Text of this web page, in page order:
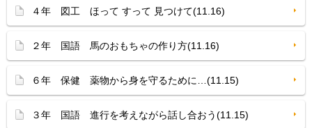
４年 図工 ほって すって 見つけて(11.16)
２年 国語 馬のおもちゃの作り方(11.16)
６年 保健 薬物から身を守るために…(11.15)
３年 国語 進行を考えながら話し合おう(11.15)